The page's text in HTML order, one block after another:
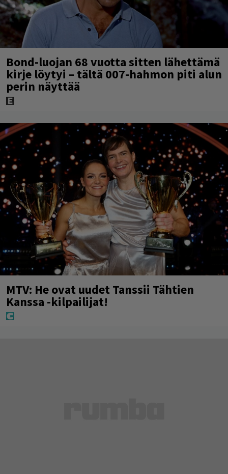
Bond-luojan 68 vuotta sitten lähettämä
kirje löytyi – tältä 007-hahmon piti alun
perin näyttää
MTV: He ovat uudet Tanssii Tähtien
Kanssa -kilpailijat!